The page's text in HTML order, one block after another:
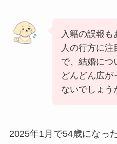
入籍の誤報も
人の行方に
で、結婚につ
どんどん広が
ないでしょう
2025年1月で54歳になっ